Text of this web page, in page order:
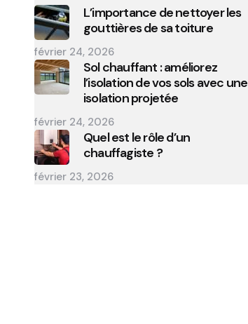
L’importance de nettoyer les
gouttières de sa toiture
février 24, 2026
Sol chauffant : améliorez
l’isolation de vos sols avec une
isolation projetée
février 24, 2026
Quel est le rôle d’un
chauffagiste ?
février 23, 2026